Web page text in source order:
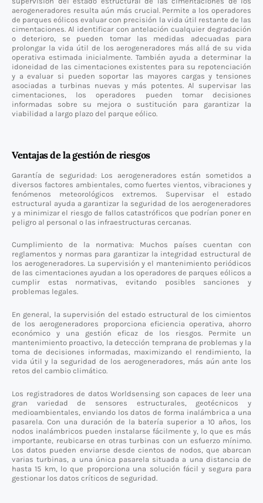
aerogeneradores resulta aún más crucial. Permite a los operadores
de parques eólicos evaluar con precisión la vida útil restante de las
cimentaciones. Al identificar con antelación cualquier degradación
o deterioro, se pueden tomar las medidas adecuadas para
prolongar la vida útil de los aerogeneradores más allá de su vida
operativa estimada inicialmente. También ayuda a determinar la
idoneidad de las cimentaciones existentes para su repotenciación
y a evaluar si pueden soportar las mayores cargas y tensiones
asociadas a turbinas nuevas y más potentes. Al supervisar las
cimentaciones, los operadores pueden tomar decisiones
informadas sobre su mejora o sustitución para garantizar la
viabilidad a largo plazo del parque eólico.
Ventajas de la gestión de riesgos
Garantía de seguridad: Los aerogeneradores están sometidos a
diversos factores ambientales, como fuertes vientos, vibraciones y
fenómenos meteorológicos extremos. Supervisar el estado
estructural ayuda a garantizar la seguridad de los aerogeneradores
y a minimizar el riesgo de fallos catastróficos que podrían poner en
peligro al personal o las infraestructuras cercanas.
Cumplimiento de la normativa: Muchos países cuentan con
reglamentos y normas para garantizar la integridad estructural de
los aerogeneradores. La supervisión y el mantenimiento periódicos
de las cimentaciones ayudan a los operadores de parques eólicos a
cumplir estas normativas, evitando posibles sanciones y
problemas legales.
En general, la supervisión del estado estructural de los cimientos
de los aerogeneradores proporciona eficiencia operativa, ahorro
económico y una gestión eficaz de los riesgos. Permite un
mantenimiento proactivo, la detección temprana de problemas y la
toma de decisiones informadas, maximizando el rendimiento, la
vida útil y la seguridad de los aerogeneradores, más aún ante los
retos del cambio climático.
Los registradores de datos Worldsensing son capaces de leer una
gran variedad de sensores estructurales, geotécnicos y
medioambientales, enviando los datos de forma inalámbrica a una
pasarela. Con una duración de la batería superior a 10 años, los
nodos inalámbricos pueden instalarse fácilmente y, lo que es más
importante, reubicarse en otras turbinas con un esfuerzo mínimo.
Los datos pueden enviarse desde cientos de nodos, que abarcan
varias turbinas, a una única pasarela situada a una distancia de
hasta 15 km, lo que proporciona una solución fácil y segura para
gestionar los datos críticos de seguridad.